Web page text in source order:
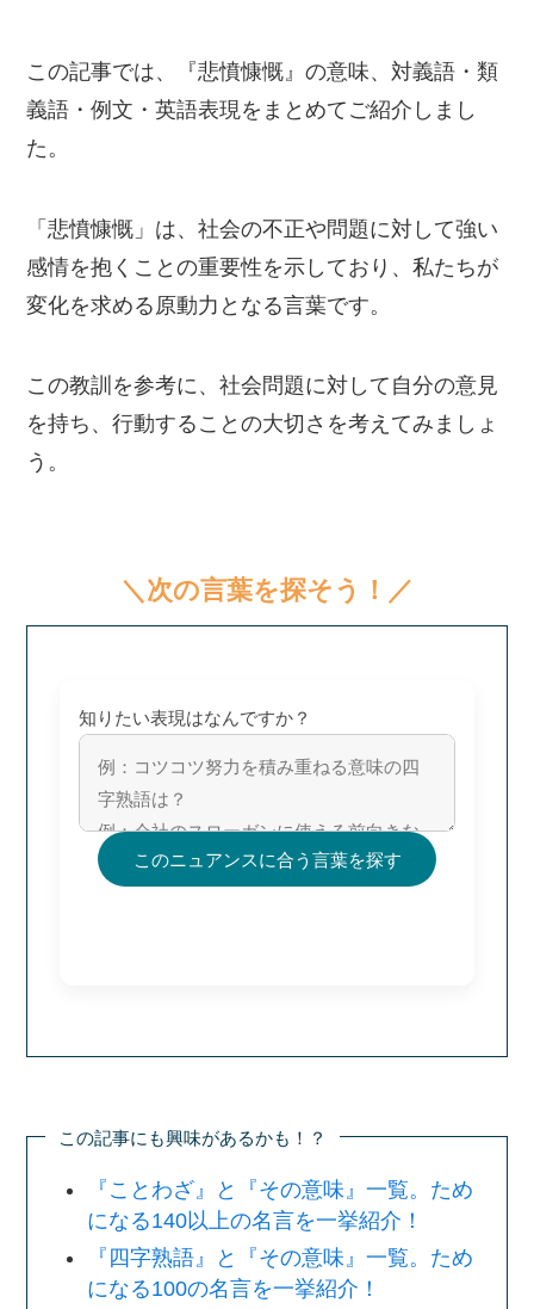
この記事では、『悲憤慷慨』の意味、対義語・類
義語・例文・英語表現をまとめてご紹介しまし
た。
「悲憤慷慨」は、社会の不正や問題に対して強い
感情を抱くことの重要性を示しており、私たちが
変化を求める原動力となる言葉です。
この教訓を参考に、社会問題に対して自分の意見
を持ち、行動することの大切さを考えてみましょ
う。
＼次の言葉を探そう！／
知りたい表現はなんですか？
このニュアンスに合う言葉を探す
この記事にも興味があるかも！？
『ことわざ』と『その意味』一覧。ため
になる140以上の名言を一挙紹介！
『四字熟語』と『その意味』一覧。ため
になる100の名言を一挙紹介！